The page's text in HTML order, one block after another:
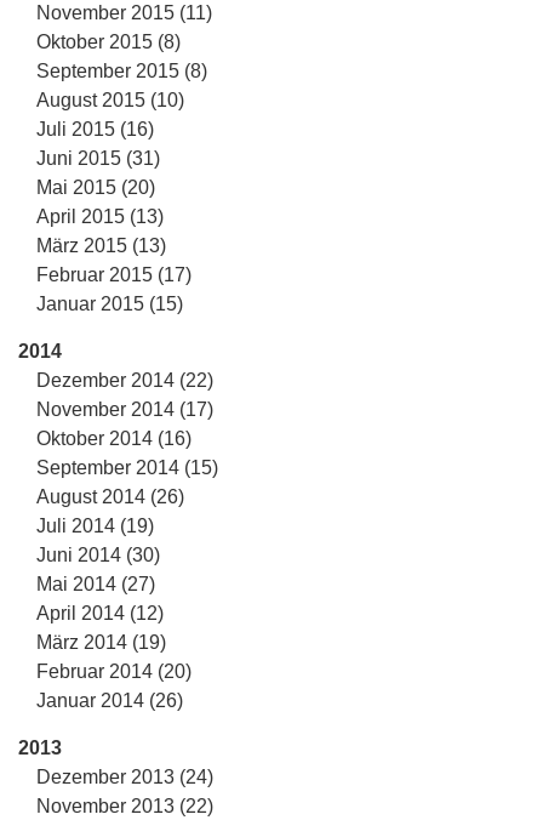
November 2015 (11)
Oktober 2015 (8)
September 2015 (8)
August 2015 (10)
Juli 2015 (16)
Juni 2015 (31)
Mai 2015 (20)
April 2015 (13)
März 2015 (13)
Februar 2015 (17)
Januar 2015 (15)
2014
Dezember 2014 (22)
November 2014 (17)
Oktober 2014 (16)
September 2014 (15)
August 2014 (26)
Juli 2014 (19)
Juni 2014 (30)
Mai 2014 (27)
April 2014 (12)
März 2014 (19)
Februar 2014 (20)
Januar 2014 (26)
2013
Dezember 2013 (24)
November 2013 (22)